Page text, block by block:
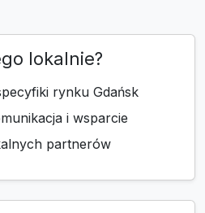
lokalnie?
rynku Gdańsk
i wsparcie
partnerów